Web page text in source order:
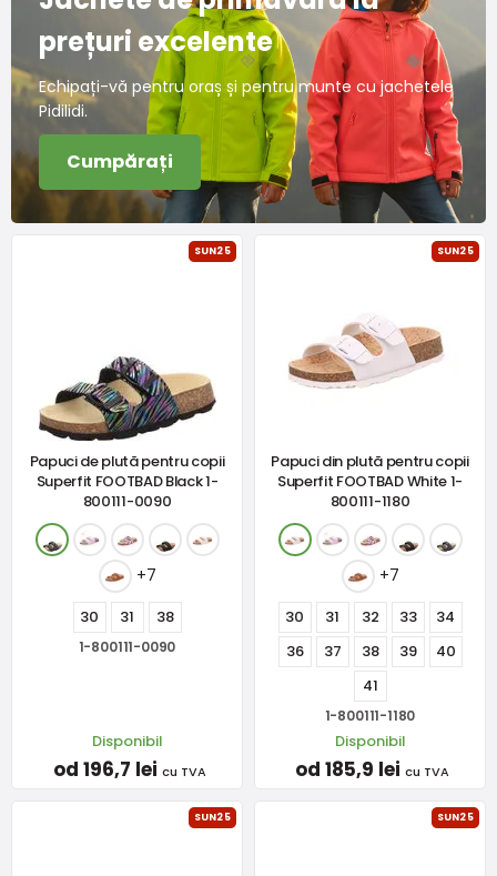
prețuri excelente
Echipați-vă pentru oraș și pentru munte cu jachetele
Pidilidi.
Cumpărați
SUN25
Papuci de plută pentru copii
Superfit FOOTBAD Black 1-
800111-0090
+7
30 31 38
1-800111-0090
Disponibil
od 196,7 lei cu TVA
SUN25
Papuci din plută pentru copii
Superfit FOOTBAD White 1-
800111-1180
+7
30 31 32 33
34
36
37 38 39
40
41
1-800111-1180
Disponibil
od 185,9 lei cu TVA
SUN25 SUN25